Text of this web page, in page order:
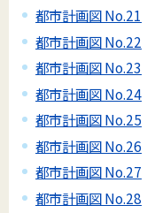
都市計画図 No.21
都市計画図 No.22
都市計画図 No.23
都市計画図 No.24
都市計画図 No.25
都市計画図 No.26
都市計画図 No.27
都市計画図 No.28